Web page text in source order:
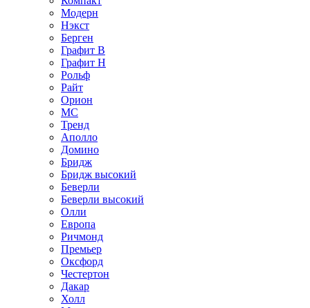
Модерн
Нэкст
Берген
Графит В
Графит Н
Рольф
Райт
Орион
МС
Тренд
Аполло
Домино
Бридж
Бридж высокий
Беверли
Беверли высокий
Олли
Европа
Ричмонд
Премьер
Оксфорд
Честертон
Дакар
Холл